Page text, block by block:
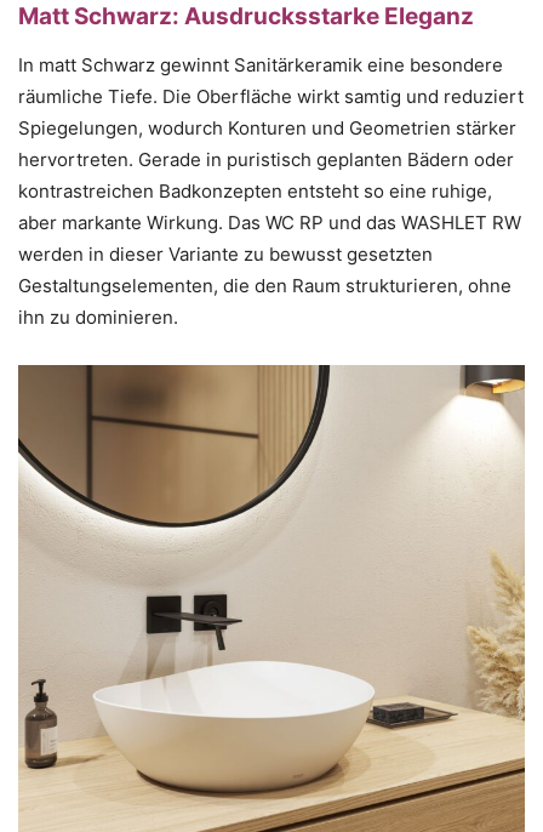
Matt Schwarz: Ausdrucksstarke Eleganz
In matt Schwarz gewinnt Sanitärkeramik eine besondere
räumliche Tiefe. Die Oberfläche wirkt samtig und reduziert
Spiegelungen, wodurch Konturen und Geometrien stärker
hervortreten. Gerade in puristisch geplanten Bädern oder
kontrastreichen Badkonzepten entsteht so eine ruhige,
aber markante Wirkung. Das WC RP und das WASHLET RW
werden in dieser Variante zu bewusst gesetzten
Gestaltungselementen, die den Raum strukturieren, ohne
ihn zu dominieren.